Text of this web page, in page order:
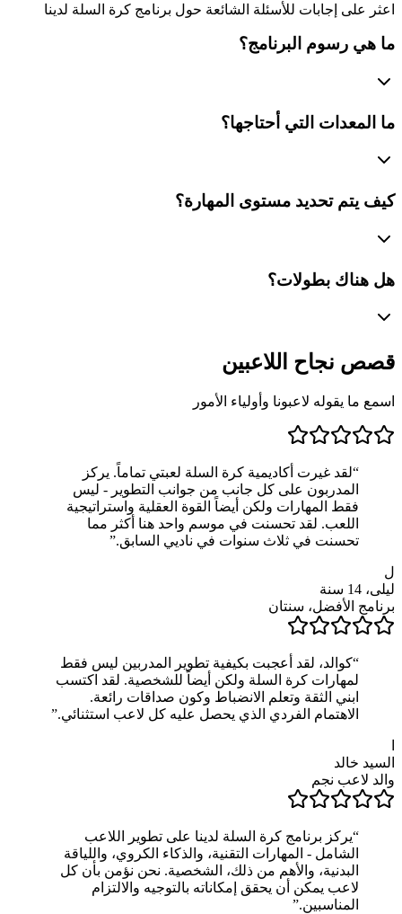
اعثر على إجابات للأسئلة الشائعة حول برنامج كرة السلة لدينا
ما هي رسوم البرنامج؟
ما المعدات التي أحتاجها؟
كيف يتم تحديد مستوى المهارة؟
هل هناك بطولات؟
قصص نجاح اللاعبين
اسمع ما يقوله لاعبونا وأولياء الأمور
“لقد غيرت أكاديمية كرة السلة لعبتي تماماً. يركز
المدربون على كل جانب من جوانب التطوير - ليس
فقط المهارات ولكن أيضاً القوة العقلية واستراتيجية
اللعب. لقد تحسنت في موسم واحد هنا أكثر مما
تحسنت في ثلاث سنوات في ناديي السابق.”
ل
ليلى، 14 سنة
برنامج الأفضل، سنتان
“كوالد، لقد أعجبت بكيفية تطوير المدربين ليس فقط
لمهارات كرة السلة ولكن أيضاً للشخصية. لقد اكتسب
ابني الثقة وتعلم الانضباط وكون صداقات رائعة.
الاهتمام الفردي الذي يحصل عليه كل لاعب استثنائي.”
السيد خالد
والد لاعب نجم
“يركز برنامج كرة السلة لدينا على تطوير اللاعب
الشامل - المهارات التقنية، والذكاء الكروي، واللياقة
البدنية، والأهم من ذلك، الشخصية. نحن نؤمن بأن كل
لاعب يمكن أن يحقق إمكاناته بالتوجيه والالتزام
المناسبين.”